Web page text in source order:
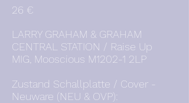
26 €
LARRY GRAHAM & GRAHAM
CENTRAL STATION / Raise Up
MIG, Mooscious M1202-1 2LP
Zustand Schallplatte / Cover -
Neuware (NEU & OVP):